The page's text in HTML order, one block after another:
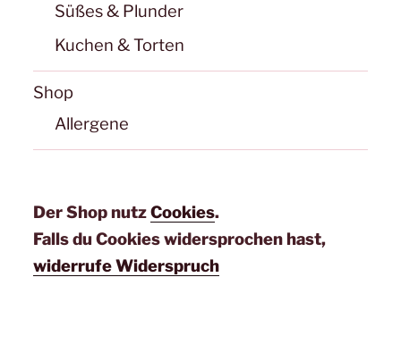
Süßes & Plunder
Kuchen & Torten
Shop
Allergene
Der Shop nutzCookies.
Falls du Cookies widersprochen hast,
widerrufe Widerspruch